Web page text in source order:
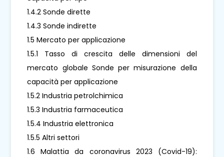
1.4.2 Sonde dirette
1.4.3 Sonde indirette
1.5 Mercato per applicazione
1.5.1 Tasso di crescita delle dimensioni del
mercato globale Sonde per misurazione della
capacità per applicazione
1.5.2 Industria petrolchimica
1.5.3 Industria farmaceutica
1.5.4 Industria elettronica
1.5.5 Altri settori
1.6 Malattia da coronavirus 2023 (Covid-19):